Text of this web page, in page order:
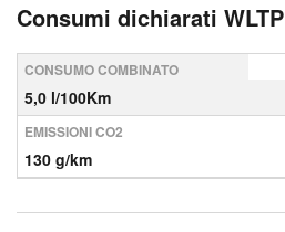
Consumi dichiarati WLTP
CONSUMO COMBINATO
5,0 l/100Km
EMISSIONI CO2
130 g/km